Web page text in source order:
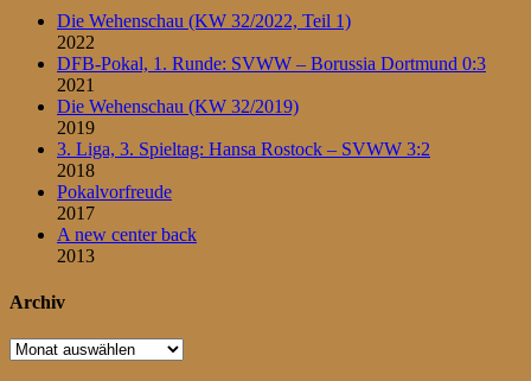
Die Wehenschau (KW 32/2022, Teil 1)
2022
DFB-Pokal, 1. Runde: SVWW – Borussia Dortmund 0:3
2021
Die Wehenschau (KW 32/2019)
2019
3. Liga, 3. Spieltag: Hansa Rostock – SVWW 3:2
2018
Pokalvorfreude
2017
A new center back
2013
Archiv
Archiv